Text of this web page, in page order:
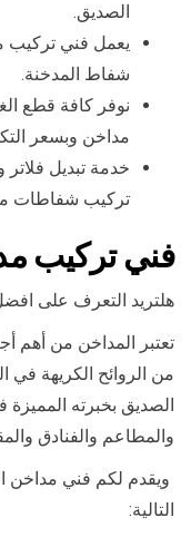
الصديق.
يعمل فني تركيب
شفاط المدخنة.
نوفر كافة قطع
مداخن وبسعر
خدمة تبديل
تركيب شفاطات
فني تركيب
هلتريد التعرف على
تعتبر المداخن من أهم
من الروائح الكريهة
الصديق بخبرته
والمطاعم والفنادق
ويقدم لكم فني مداخن
التالية: